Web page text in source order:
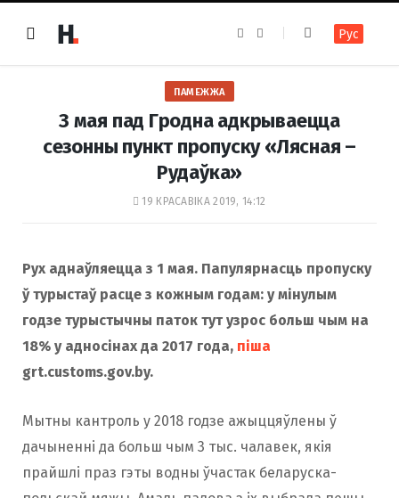
e
k
t
a
m
Рус
ПАМЕЖЖА
З мая пад Гродна адкрываецца
сезонны пункт пропуску «Лясная –
Рудаўка»
19 КРАСАВІКА 2019, 14:12
Рух аднаўляецца з 1 мая. Папулярнасць пропуску
ў турыстаў расце з кожным годам: у мінулым
годзе турыстычны паток тут узрос больш чым на
18% у адносінах да 2017 года, піша
grt.customs.gov.by.
Мытны кантроль у 2018 годзе ажыццяўлены ў
дачыненні да больш чым 3 тыс. чалавек, якія
прайшлі праз гэты водны ўчастак беларуска-